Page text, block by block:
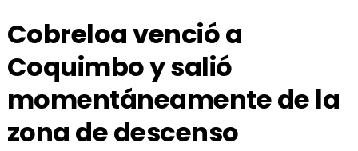
Cobreloa venció a
Coquimbo y salió
momentáneamente de la
zona de descenso